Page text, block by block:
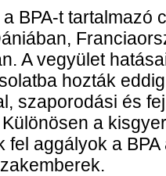
BPA-t tartalmazó
A vegyület
hozták
szaporodási és
a
fel aggályok a